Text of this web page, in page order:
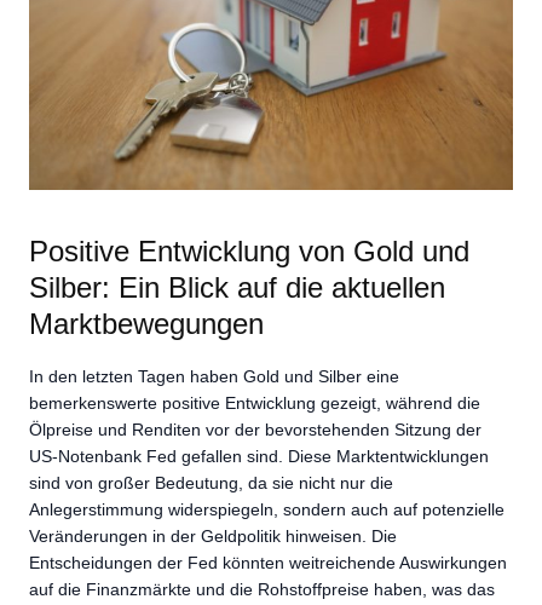
Positive Entwicklung von Gold und
Silber: Ein Blick auf die aktuellen
Marktbewegungen
In den letzten Tagen haben Gold und Silber eine
bemerkenswerte positive Entwicklung gezeigt, während die
Ölpreise und Renditen vor der bevorstehenden Sitzung der
US-Notenbank Fed gefallen sind. Diese Marktentwicklungen
sind von großer Bedeutung, da sie nicht nur die
Anlegerstimmung widerspiegeln, sondern auch auf potenzielle
Veränderungen in der Geldpolitik hinweisen. Die
Entscheidungen der Fed könnten weitreichende Auswirkungen
auf die Finanzmärkte und die Rohstoffpreise haben, was das